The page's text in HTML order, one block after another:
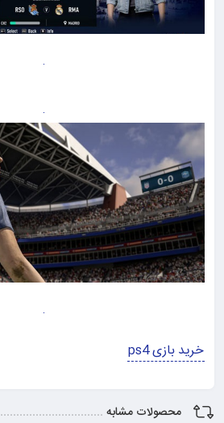
خرید بازی ps4
محصولات مشابه